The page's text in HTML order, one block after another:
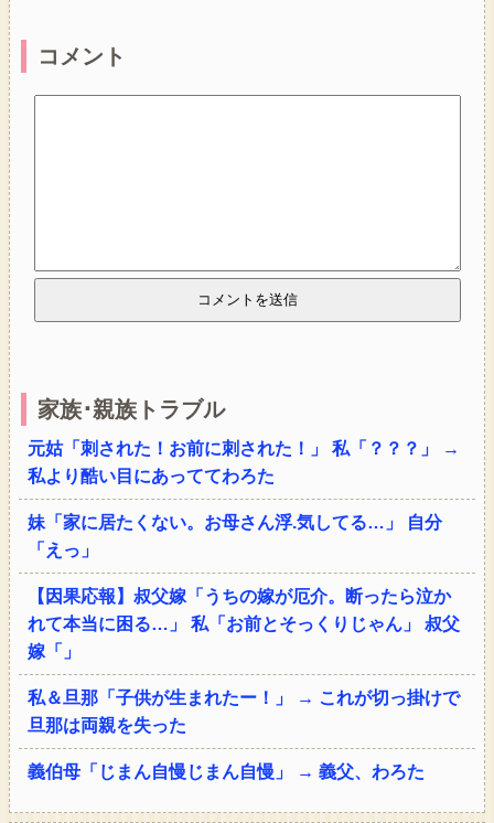
コメント
家族･親族トラブル
元姑「刺された！お前に刺された！」 私「？？？」 →
私より酷い目にあっててわろた
妹「家に居たくない。お母さん浮.気してる…」 自分
「えっ」
【因果応報】叔父嫁「うちの嫁が厄介。断ったら泣か
れて本当に困る…」 私「お前とそっくりじゃん」 叔父
嫁「」
私＆旦那「子供が生まれたー！」 → これが切っ掛けで
旦那は両親を失った
義伯母「じまん自慢じまん自慢」 → 義父、わろた